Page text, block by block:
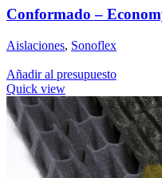
Conformado –
Aislaciones, Sonoflex
Añadir al presupuesto
Quick view